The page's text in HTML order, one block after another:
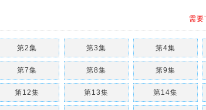
需
第2集 第3集 第4集
第7集 第8集 第9集
第12集 第13集 第14集